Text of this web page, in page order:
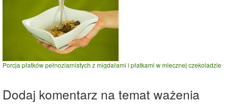
Porcja płatków pełnoziarnistych z migdałami i płatkami w mlecznej czekoladzie
Dodaj komentarz na temat ważenia